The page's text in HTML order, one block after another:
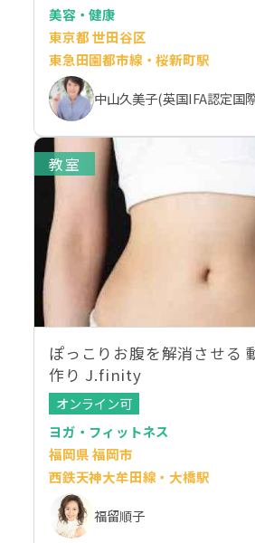
美容・健康
東京都 世田谷区
東急田園都市線・桜新町駅
教室
ぽっこりお腹を解消させる
作り J.finity
オンライン可
ヨガ・フィットネス
福岡県 福岡市
西鉄天神大牟田線・大橋駅
福留順子